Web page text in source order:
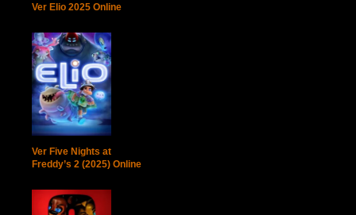
Ver Elio 2025 Online
Ver Five Nights at
Freddy’s 2 (2025) Online